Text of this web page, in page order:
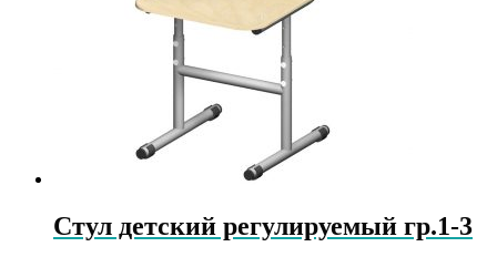
Стул детский регулируемый гр.1-3